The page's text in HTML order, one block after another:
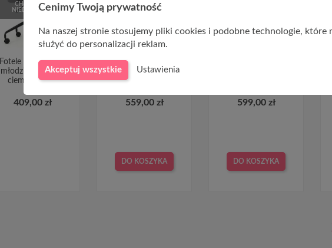
CHWILOWO
NIEDOSTĘPNY
Fotele biurowe dla
młodzieży BREAK
ciemny popiel
409,00 zł
Fotel obrotowy dla
dziecka czarny Petit
black ST28 rozmiar 3
559,00 zł
DO KOSZYKA
599,00 zł
DO KOSZYKA
Cenimy Twoją prywatność
Na naszej stronie stosujemy pliki cookies i podobne technologie, które
służyć do personalizacji reklam.
Akceptuj wszystkie Ustawienia